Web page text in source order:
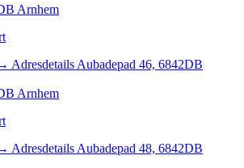
Arnhem
Adresdetails Aubadepad 46, 6842DB
Arnhem
Adresdetails Aubadepad 48, 6842DB